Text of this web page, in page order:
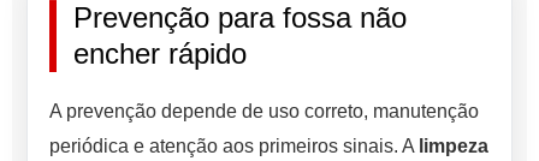
Prevenção para fossa não
encher rápido
A prevenção depende de uso correto, manutenção
periódica e atenção aos primeiros sinais. A limpeza